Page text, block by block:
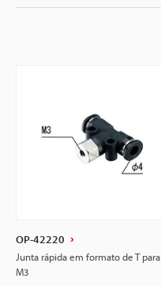
OP-42220
Junta rápida em formato de T para
M3